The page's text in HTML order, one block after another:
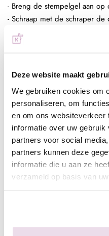
Deze website maakt
We gebruiken cookies om
personaliseren, om
en om ons websiteverkeer
informatie over uw
partners voor social
partners kunnen deze
informatie die u aan ze
verzameld op basis van
- Breng de stempelgel aan op
- Schraap met de schraper
de plaat
- Duw de stempelaar op de
- Hard de gel uit, 60 sec in
- Breng een topcoat aan naar
bijvoorbeeld de Next Topgel
Ingepoetst met
- Maak een ondergrond in
- Breng de matte topgel aan
sunlight of 2 min in de UV
- Breng de stempelgel aan op
- Schraap met de schraper